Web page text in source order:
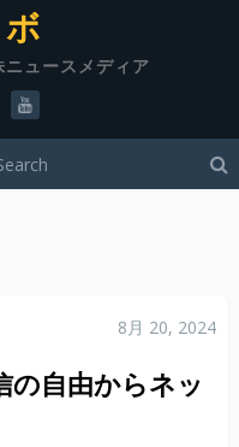
ュースメディア
8月 20, 2024
自由からネッ